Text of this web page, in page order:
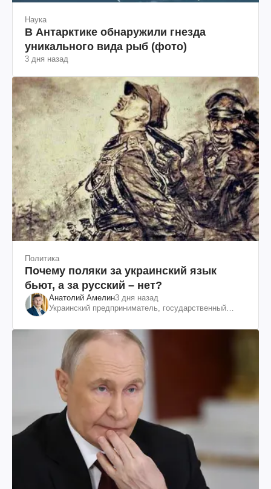
Наука
В Антарктике обнаружили гнезда
уникального вида рыб (фото)
3 дня назад
Политика
Почему поляки за украинский язык
бьют, а за русский – нет?
Анатолий Амелин3 дня назад
Украинский предприниматель, государственный